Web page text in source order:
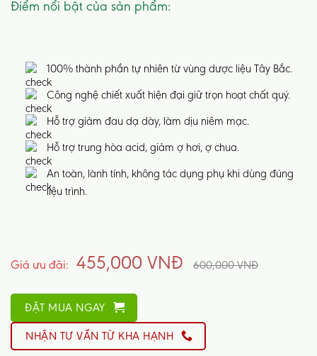
Điểm nổi bật của sản phẩm:
100% thành phần tự nhiên từ vùng dược liệu Tây Bắc.
Công nghệ chiết xuất hiện đại giữ trọn hoạt chất quý.
Hỗ trợ giảm đau dạ dày, làm dịu niêm mạc.
Hỗ trợ trung hòa acid, giảm ợ hơi, ợ chua.
An toàn, lành tính, không tác dụng phụ khi dùng đúng
liệu trình.
Giá ưu đãi: 455,000 VNĐ 600,000 VNĐ
ĐẶT MUA NGAY
NHẬN TƯ VẤN TỪ KHA HẠNH